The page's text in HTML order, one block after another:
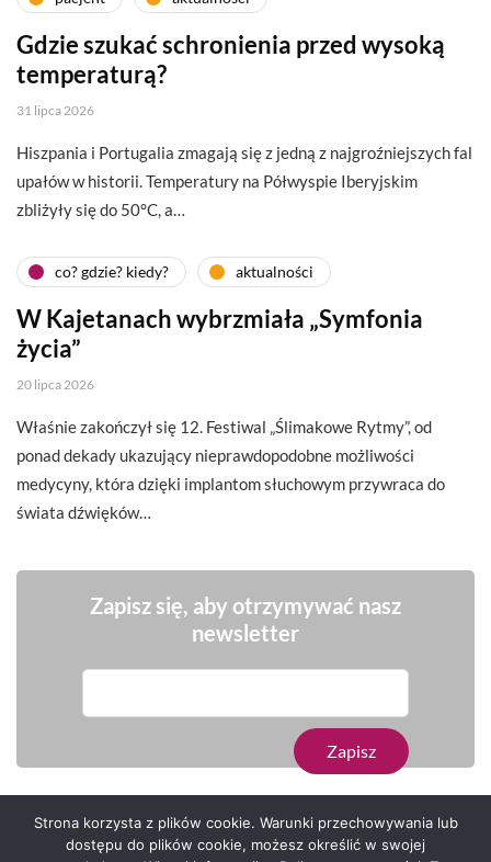
Gdzie szukać schronienia przed wysoką
temperaturą?
31 lipca 2026
Hiszpania i Portugalia zmagają się z jedną z najgroźniejszych fal
upałów w historii. Temperatury na Półwyspie Iberyjskim
zbliżyły się do 50°C, a…
co? gdzie? kiedy? aktualności
W Kajetanach wybrzmiała „Symfonia
życia”
20 lipca 2026
Właśnie zakończył się 12. Festiwal „Ślimakowe Rytmy”, od
ponad dekady ukazujący nieprawdopodobne możliwości
medycyny, która dzięki implantom słuchowym przywraca do
świata dźwięków…
Zapisz się, aby otrzymywać nasz
newsletter
Strona korzysta z plików cookie. Warunki przechowywania lub
dostępu do plików cookie, możesz określić w swojej